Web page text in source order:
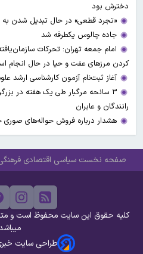
دخترش بود
«تجرد قطعی» در حال تبدیل شدن
جاده چالوس یکطرفه شد
امام جمعه تهران: تحرکات
کردن مرزهای عفت و حیا در حال انجام
آغاز ثبت‌نام‌ آزمون کارشناسی ارشد
۳ سانحه مرگبار طی یک هفته در
رانندگان و عابران
هشدار درباره فروش حواله‌های صوری
صفحه نخست سیاسی اقتصادی
کلیه حقوق این سایت محفوظ است و
طراحی سایت